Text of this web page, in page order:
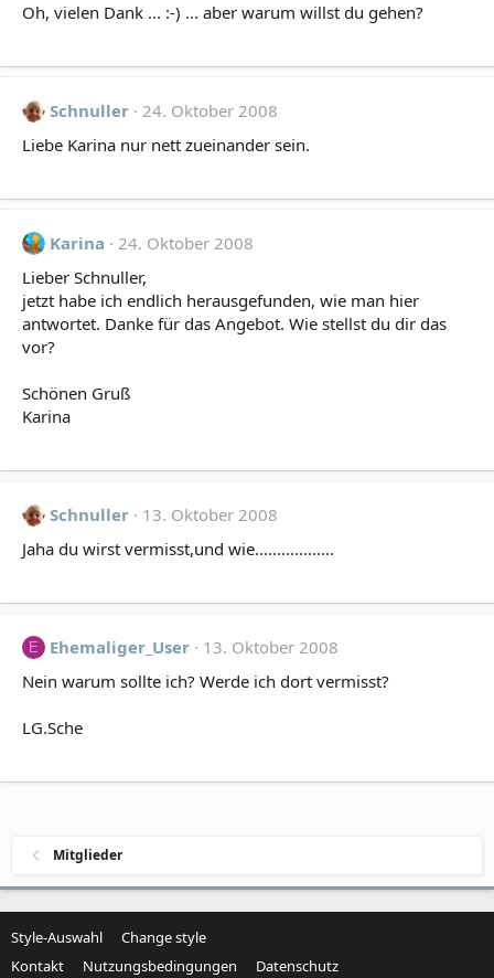
Oh, vielen Dank ... :-) ... aber warum willst du gehen?
Schnuller 24. Oktober 2008
Liebe Karina nur nett zueinander sein.
Karina
24. Oktober 2008
Lieber Schnuller,
jetzt habe ich endlich herausgefunden, wie man hier
antwortet. Danke für das Angebot. Wie stellst du dir das
vor?
Schönen Gruß
Karina
Schnuller
13. Oktober 2008
Jaha du wirst vermisst,und wie..................
E Ehemaliger_User
13. Oktober 2008
Nein warum sollte ich? Werde ich dort vermisst?
LG.Sche
Mitglieder
Style-Auswahl
Change style
Kontakt
Nutzungsbedingungen Datenschutz